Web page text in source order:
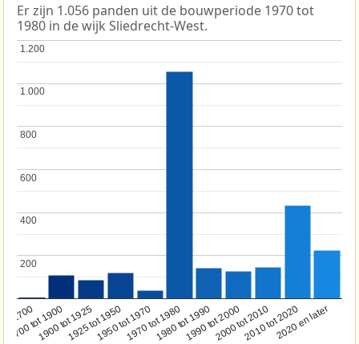
Er zijn 1.056 panden uit de bouwperiode 1970 tot
1980 in de wijk Sliedrecht-West.
1700
1700 tot 1900
1900 tot 19251925 tot 19501950 tot 19701970 tot 19801980 tot 19901990 tot 20002000 tot 20102010 tot 20202020 en later
200
200
400
400
600
600
800
800
1.000
1.000
1.200
1.200